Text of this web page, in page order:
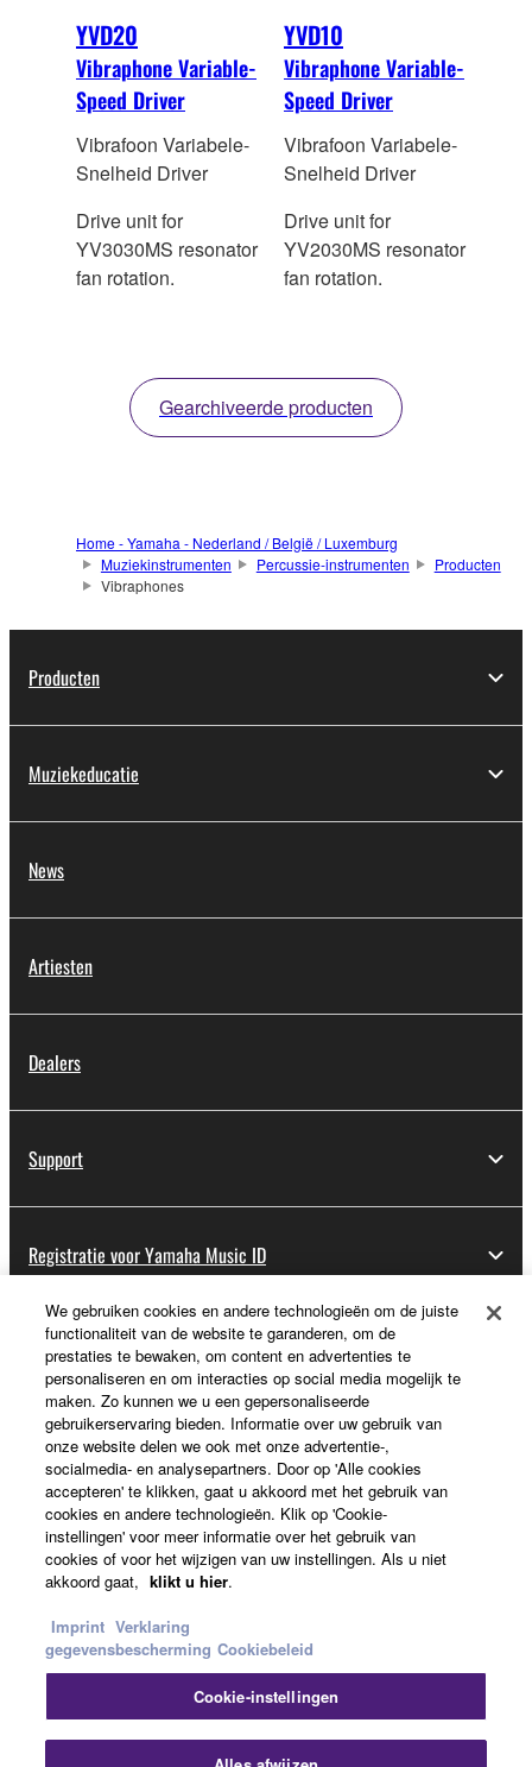
YVD20
Vibraphone Variable-
Speed Driver
Vibrafoon Variabele-
Snelheid Driver
Drive unit for
YV3030MS resonator
fan rotation.
YVD10
Vibraphone Variable-
Speed Driver
Vibrafoon Variabele-
Snelheid Driver
Drive unit for
YV2030MS resonator
fan rotation.
Gearchiveerde producten
Home - Yamaha - Nederland / België / Luxemburg
Muziekinstrumenten
Percussie-instrumenten
Producten
Vibraphones
Producten
Muziekeducatie
News
Artiesten
Dealers
Support
Registratie voor Yamaha Music ID
Over Yamaha
Nederland / België / Luxemburg - Dutch
Business
Contact opnemenTerms of UsePrivacy Policy
CookiebeleidImpressum
We gebruiken cookies en andere technologieën om de juiste
functionaliteit van de website te garanderen, om de
prestaties te bewaken, om content en advertenties te
personaliseren en om interacties op social media mogelijk te
maken. Zo kunnen we u een gepersonaliseerde
gebruikerservaring bieden. Informatie over uw gebruik van
onze website delen we ook met onze advertentie-,
socialmedia- en analysepartners. Door op 'Alle cookies
accepteren' te klikken, gaat u akkoord met het gebruik van
cookies en andere technologieën. Klik op 'Cookie-
instellingen' voor meer informatie over het gebruik van
cookies of voor het wijzigen van uw instellingen. Als u niet
akkoord gaat, klikt u hier.
Imprint Verklaring
gegevensbescherming Cookiebeleid
Cookie-instellingen